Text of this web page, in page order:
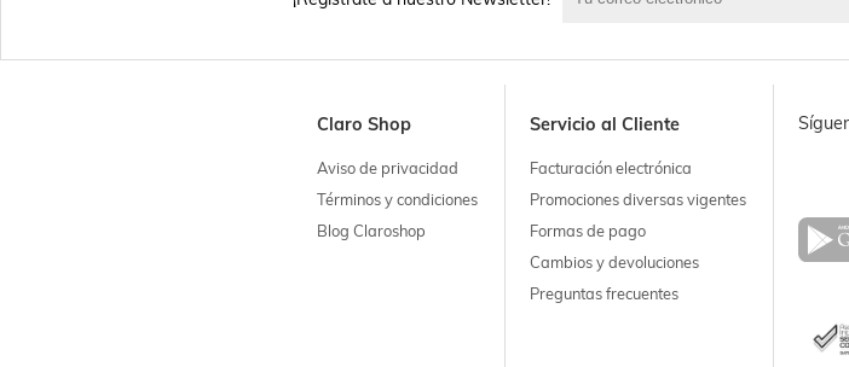
Claro Shop
Aviso de privacidad
Términos y condiciones
Blog Claroshop
Servicio al Cliente
Facturación electrónica
Promociones diversas vigentes
Formas de pago
Cambios y devoluciones
Preguntas frecuentes